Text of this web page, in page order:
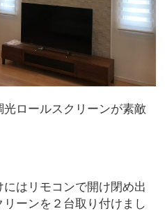
ロールスクリーンが素敵
はリモコンで開け閉め出
ーンを２台取り付けまし